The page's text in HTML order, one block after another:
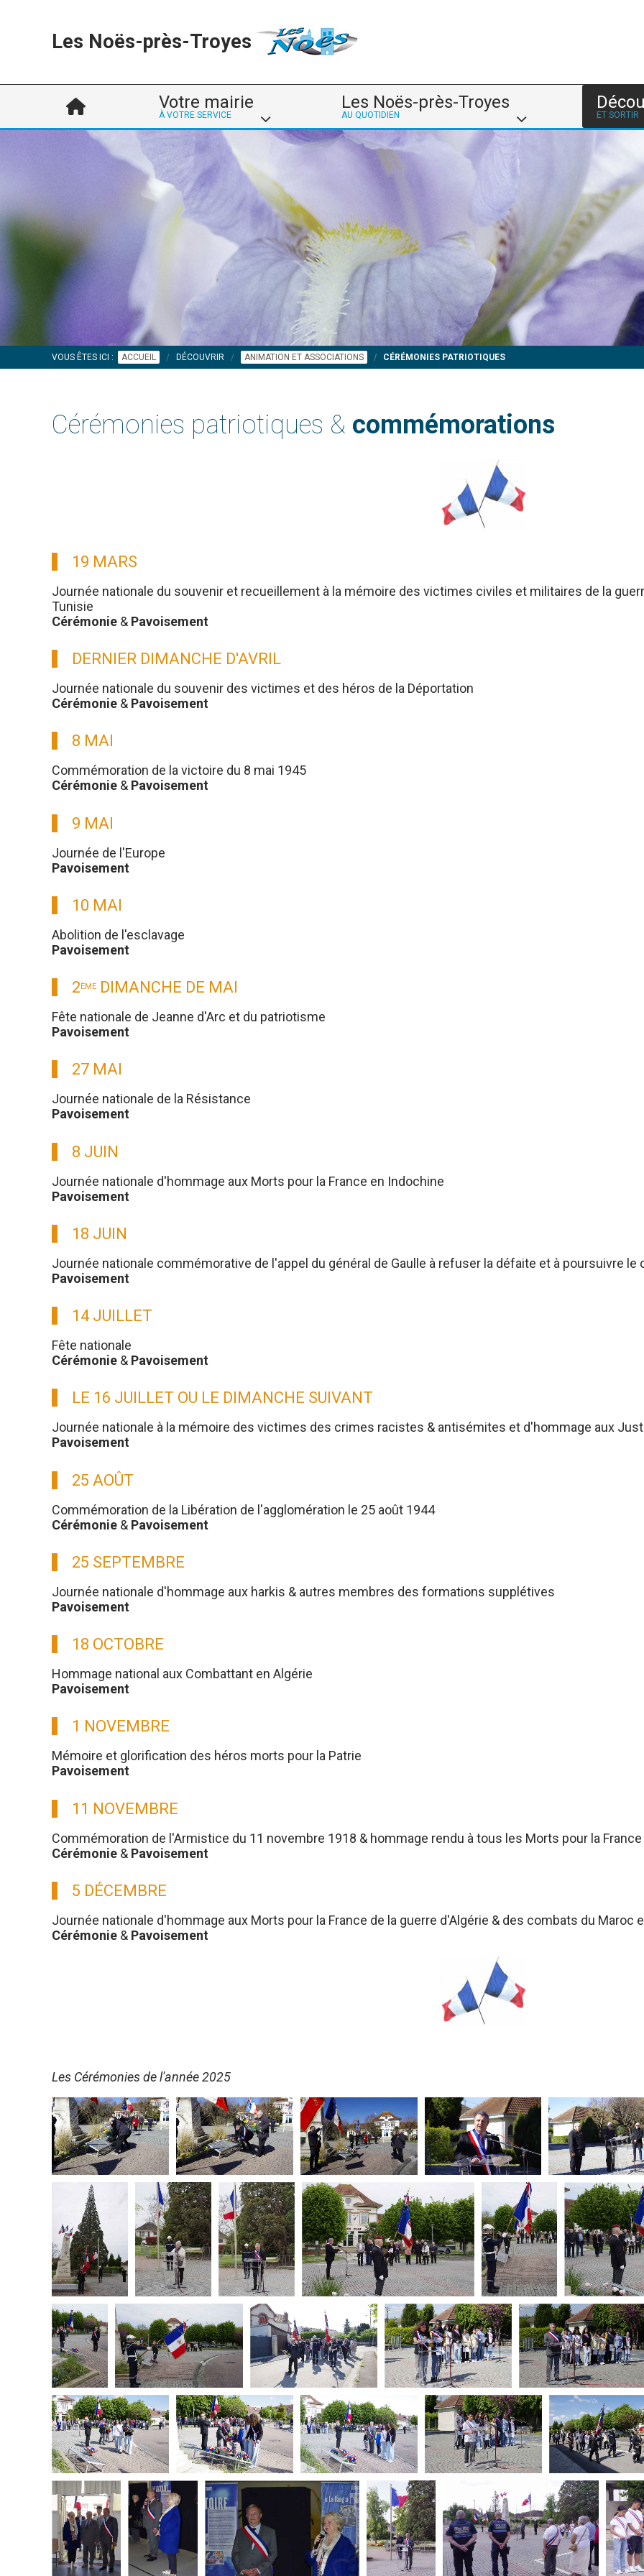
Les Noës-près-Troyes
Votre mairie
À VOTRE SERVICE
Les Noës-près-Troyes
AU QUOTIDIEN ET SORTIR
VOUS ÊTES ICI : ACCUEIL DÉCOUVRIR ANIMATION ET ASSOCIATIONS CÉRÉMONIES PATRIOTIQUES
Cérémonies patriotiques & commémorations
19 MARS
Journée nationale du souvenir et recueillement à la mémoire des victimes civiles et militaires de la
Tunisie
Cérémonie & Pavoisement
DERNIER DIMANCHE D'AVRIL
Journée nationale du souvenir des victimes et des héros de la Déportation
Cérémonie & Pavoisement
8 MAI
Commémoration de la victoire du 8 mai 1945
Cérémonie & Pavoisement
9 MAI
Journée de l'Europe
Pavoisement
10 MAI
Abolition de l'esclavage
Pavoisement
2ÈME DIMANCHE DE MAI
Fête nationale de Jeanne d'Arc et du patriotisme
Pavoisement
27 MAI
Journée nationale de la Résistance
Pavoisement
8 JUIN
Journée nationale d'hommage aux Morts pour la France en Indochine
Pavoisement
18 JUIN
Journée nationale commémorative de l'appel du général de Gaulle à refuser la défaite et à poursuivre
Pavoisement
14 JUILLET
Fête nationale
Cérémonie & Pavoisement
LE 16 JUILLET OU LE DIMANCHE SUIVANT
Journée nationale à la mémoire des victimes des crimes racistes & antisémites et d'hommage aux
Pavoisement
25 AOÛT
Commémoration de la Libération de l'agglomération le 25 août 1944
Cérémonie & Pavoisement
25 SEPTEMBRE
Journée nationale d'hommage aux harkis & autres membres des formations supplétives
Pavoisement
18 OCTOBRE
Hommage national aux Combattant en Algérie
Pavoisement
1 NOVEMBRE
Mémoire et glorification des héros morts pour la Patrie
Pavoisement
11 NOVEMBRE
Commémoration de l'Armistice du 11 novembre 1918 & hommage rendu à tous les Morts pour la France
Cérémonie & Pavoisement
5 DÉCEMBRE
Journée nationale d'hommage aux Morts pour la France de la guerre d'Algérie & des combats du Maroc
Cérémonie & Pavoisement
Les Cérémonies de l'année 2025